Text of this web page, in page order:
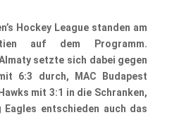
Hockey League standen am
auf dem Programm.
setzte sich dabei gegen
6:3 durch, MAC Budapest
mit 3:1 in die Schranken,
Eagles entschieden auch das